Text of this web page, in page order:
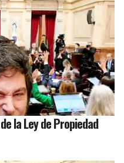
la Ley de Propiedad